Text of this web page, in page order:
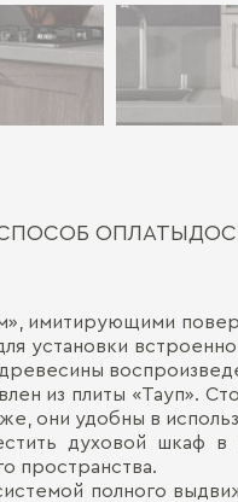
ОПЛАТЫ
имитирующими
установки
из плиты «Тауп».
они удобны в
духовой шкаф в
пространства.
полного